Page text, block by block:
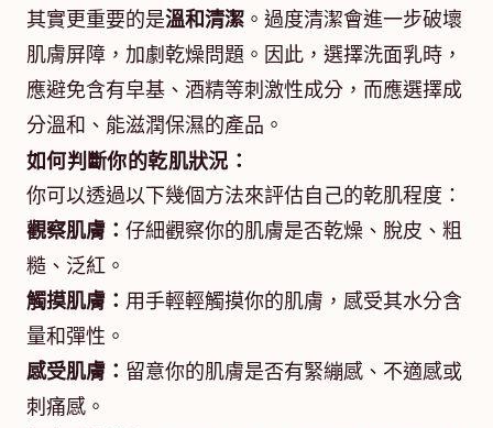
其實更重要的是溫和清潔 。過度清潔會進一步破壞
肌膚屏障，加劇乾燥問題。因此，選擇洗面乳時，
應避免含有皁基、酒精等刺激性成分，而應選擇成
分溫和、能滋潤保濕的產品。
如何判斷你的乾肌狀況：
你可以透過以下幾個方法來評估自己的乾肌程度：
觀察肌膚： 仔細觀察你的肌膚是否乾燥、脫皮、粗
糙、泛紅。
觸摸肌膚： 用手輕輕觸摸你的肌膚，感受其水分含
量和彈性。
感受肌膚： 留意你的肌膚是否有緊繃感、不適感或
刺痛感。